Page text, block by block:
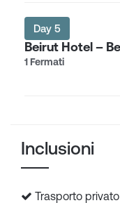
Day 5
Beirut Hotel –
1 Fermati
Inclusioni
Trasporto